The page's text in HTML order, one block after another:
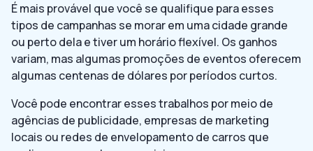
É mais provável que você se qualifique para esses
tipos de campanhas se morar em uma cidade grande
ou perto dela e tiver um horário flexível. Os ganhos
variam, mas algumas promoções de eventos oferecem
algumas centenas de dólares por períodos curtos.
Você pode encontrar esses trabalhos por meio de
agências de publicidade, empresas de marketing
locais ou redes de envelopamento de carros que